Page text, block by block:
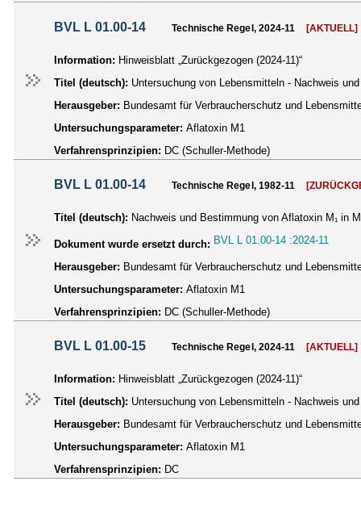
BVL L 01.00-14 Technische Regel, 2024-11 [AKTUELL]
Information: Hinweisblatt „Zurückgezogen (2024-11)“
Titel (deutsch): Untersuchung von Lebensmitteln - Nachweis
Herausgeber: Bundesamt für Verbraucherschutz und
Untersuchungsparameter: Aflatoxin M1
Verfahrensprinzipien: DC (Schuller-Methode)
BVL L 01.00-14 Technische Regel, 1982-11
Titel (deutsch): Nachweis und Bestimmung von Aflatoxin M₁ in
Dokument wurde ersetzt durch: BVL L 01.00-14 :2024-11
Herausgeber: Bundesamt für Verbraucherschutz und
Untersuchungsparameter: Aflatoxin M1
Verfahrensprinzipien: DC (Schuller-Methode)
BVL L 01.00-15 Technische Regel, 2024-11 [AKTUELL]
Information: Hinweisblatt „Zurückgezogen (2024-11)“
Titel (deutsch): Untersuchung von Lebensmitteln - Nachweis
Herausgeber: Bundesamt für Verbraucherschutz und
Untersuchungsparameter: Aflatoxin M1
Verfahrensprinzipien: DC